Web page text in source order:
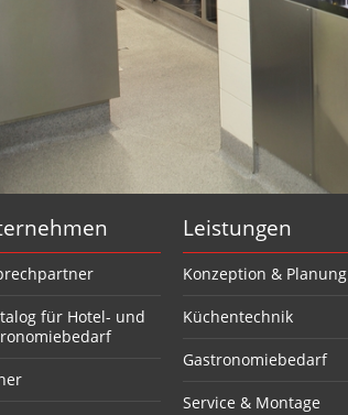
für Hotel- und
Leistungen
Konzeption & Planung
Küchentechnik
Gastronomiebedarf
Service & Montage